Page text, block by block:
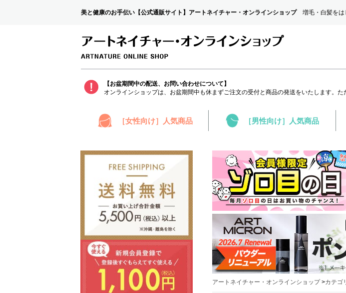
美と健康のお手伝い【公式通販サイト】アートネイチャー・オンラインショップ 増毛・白髪を
【お盆期間中の配送、お問い合わせについて】
［女性向け］人気商品 ［男性向け］人気商品
アートネイチャー・オンラインショップ >カテゴ